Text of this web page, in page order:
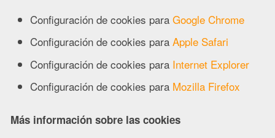
Configuración de cookies para Google Chrome
Configuración de cookies para Apple Safari
Configuración de cookies para Internet Explorer
Configuración de cookies para Mozilla Firefox
Más información sobre las cookies